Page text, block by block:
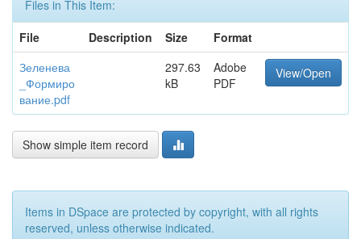
Files in This Item:
File
Description Size
Format
Зеленева
_Формиро
вание.pdf
297.63
kB
Adobe
PDF
View/Open
Show simple item record
Items in DSpace are protected by copyright, with all rights
reserved, unless otherwise indicated.